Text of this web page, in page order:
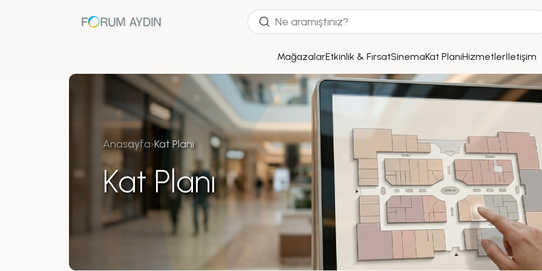
MağazalarEtkinlik & FırsatSinemaKat PlanıHizmetlerİletişim
Anasayfa›Kat Planı
Kat Planı